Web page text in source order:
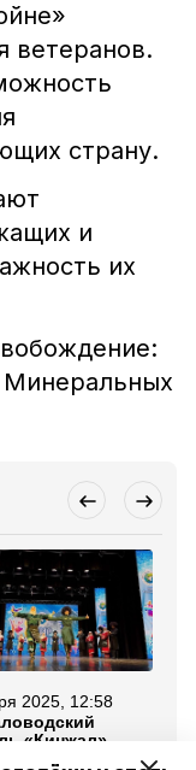
ветеранов.
страну.
и
их
Минеральных
2025, 12:58
«Кинжал»